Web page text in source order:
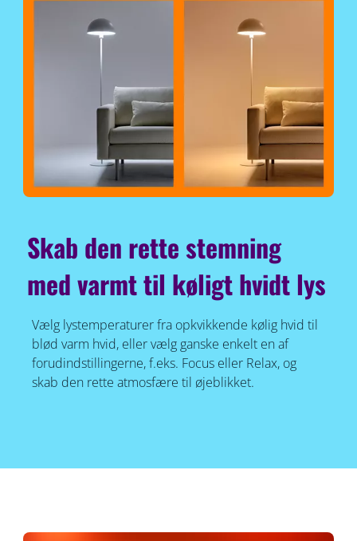
Skab den rette stemning
med varmt til køligt hvidt lys
Vælg lystemperaturer fra opkvikkende kølig hvid til
blød varm hvid, eller vælg ganske enkelt en af
forudindstillingerne, f.eks. Focus eller Relax, og
skab den rette atmosfære til øjeblikket.